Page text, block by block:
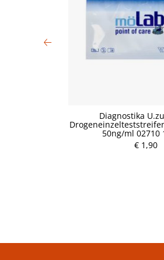
Diagnostika
50ng/ml 02710
€ 1,90P